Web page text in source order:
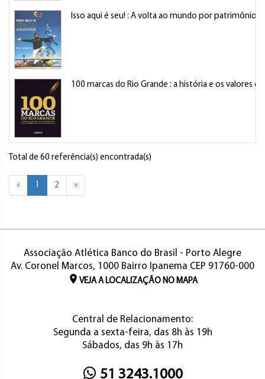
Isso aqui é seu! : A volta ao mundo por patrimônios
100 marcas do Rio Grande : a história e os valores
Total de 60 referência(s) encontrada(s)
« 1 2 »
Associação Atlética Banco do Brasil - Porto Alegre
Av. Coronel Marcos, 1000 Bairro Ipanema CEP 91760-000
VEJA A LOCALIZAÇÃO NO MAPA
Central de Relacionamento:
Segunda a sexta-feira, das 8h às 19h
Sábados, das 9h às 17h
51 3243.1000